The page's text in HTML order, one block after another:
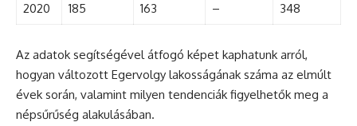
2020 185 163 – 348
Az adatok segítségével átfogó képet kaphatunk arról,
hogyan változott Egervolgy lakosságának száma az elmúlt
évek során, valamint milyen tendenciák figyelhetők meg a
népsűrűség alakulásában.